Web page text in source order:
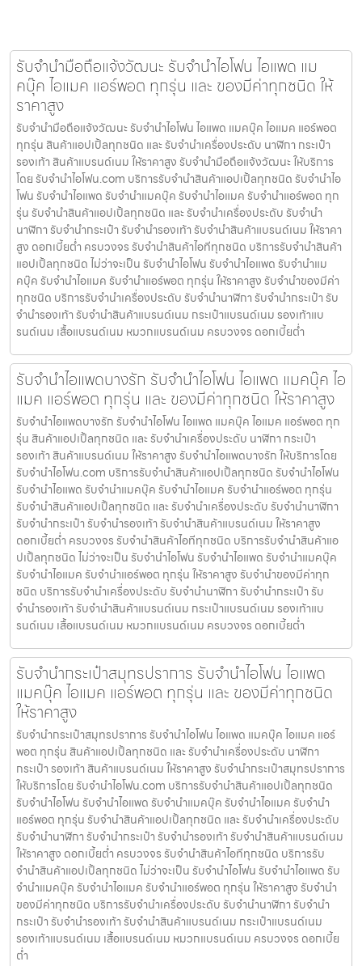
รับจำนำมือถือแจ้งวัฒนะ รับจำนำไอโฟน ไอแพด แม
คบุ๊ค ไอแมค แอร์พอต ทุกรุ่น และ ของมีค่าทุกชนิด ให้
ราคาสูง
รับจำนำมือถือแจ้งวัฒนะ รับจำนำไอโฟน ไอแพด แมคบุ๊ค ไอแมค แอร์พอต
ทุกรุ่น สินค้าแอปเปิ้ลทุกชนิด และ รับจำนำเครื่องประดับ นาฬิกา กระเป๋า
รองเท้า สินค้าแบรนด์เนม ให้ราคาสูง รับจำนำมือถือแจ้งวัฒนะ ให้บริการ
โดย รับจํานําไอโฟน.com บริการรับจำนำสินค้าแอปเปิ้ลทุกชนิด รับจำนำไอ
โฟน รับจำนำไอแพด รับจำนำแมคบุ๊ค รับจำนำไอแมค รับจำนำแอร์พอต ทุก
รุ่น รับจำนำสินค้าแอปเปิ้ลทุกชนิด และ รับจำนำเครื่องประดับ รับจำนำ
นาฬิกา รับจำนำกระเป๋า รับจำนำรองเท้า รับจำนำสินค้าแบรนด์เนม ให้ราคา
สูง ดอกเบี้ยต่ำ ครบวงจร รับจำนำสินค้าไอทีทุกชนิด บริการรับจำนำสินค้า
แอปเปิ้ลทุกชนิด ไม่ว่าจะเป็น รับจำนำไอโฟน รับจำนำไอแพด รับจำนำแม
คบุ๊ค รับจำนำไอแมค รับจำนำแอร์พอต ทุกรุ่น ให้ราคาสูง รับจำนำของมีค่า
ทุกชนิด บริการรับจำนำเครื่องประดับ รับจำนำนาฬิกา รับจำนำกระเป๋า รับ
จำนำรองเท้า รับจำนำสินค้าแบรนด์เนม กระเป๋าแบรนด์เนม รองเท้าแบ
รนด์เนม เสื้อแบรนด์เนม หมวกแบรนด์เนม ครบวงจร ดอกเบี้ยต่ำ
รับจำนำไอแพดบางรัก รับจำนำไอโฟน ไอแพด แมคบุ๊ค ไอ
แมค แอร์พอต ทุกรุ่น และ ของมีค่าทุกชนิด ให้ราคาสูง
รับจำนำไอแพดบางรัก รับจำนำไอโฟน ไอแพด แมคบุ๊ค ไอแมค แอร์พอต ทุก
รุ่น สินค้าแอปเปิ้ลทุกชนิด และ รับจำนำเครื่องประดับ นาฬิกา กระเป๋า
รองเท้า สินค้าแบรนด์เนม ให้ราคาสูง รับจำนำไอแพดบางรัก ให้บริการโดย
รับจํานําไอโฟน.com บริการรับจำนำสินค้าแอปเปิ้ลทุกชนิด รับจำนำไอโฟน
รับจำนำไอแพด รับจำนำแมคบุ๊ค รับจำนำไอแมค รับจำนำแอร์พอต ทุกรุ่น
รับจำนำสินค้าแอปเปิ้ลทุกชนิด และ รับจำนำเครื่องประดับ รับจำนำนาฬิกา
รับจำนำกระเป๋า รับจำนำรองเท้า รับจำนำสินค้าแบรนด์เนม ให้ราคาสูง
ดอกเบี้ยต่ำ ครบวงจร รับจำนำสินค้าไอทีทุกชนิด บริการรับจำนำสินค้าแอ
ปเปิ้ลทุกชนิด ไม่ว่าจะเป็น รับจำนำไอโฟน รับจำนำไอแพด รับจำนำแมคบุ๊ค
รับจำนำไอแมค รับจำนำแอร์พอต ทุกรุ่น ให้ราคาสูง รับจำนำของมีค่าทุก
ชนิด บริการรับจำนำเครื่องประดับ รับจำนำนาฬิกา รับจำนำกระเป๋า รับ
จำนำรองเท้า รับจำนำสินค้าแบรนด์เนม กระเป๋าแบรนด์เนม รองเท้าแบ
รนด์เนม เสื้อแบรนด์เนม หมวกแบรนด์เนม ครบวงจร ดอกเบี้ยต่ำ
รับจำนำกระเป๋าสมุทรปราการ รับจำนำไอโฟน ไอแพด
แมคบุ๊ค ไอแมค แอร์พอต ทุกรุ่น และ ของมีค่าทุกชนิด
ให้ราคาสูง
รับจำนำกระเป๋าสมุทรปราการ รับจำนำไอโฟน ไอแพด แมคบุ๊ค ไอแมค แอร์
พอต ทุกรุ่น สินค้าแอปเปิ้ลทุกชนิด และ รับจำนำเครื่องประดับ นาฬิกา
กระเป๋า รองเท้า สินค้าแบรนด์เนม ให้ราคาสูง รับจำนำกระเป๋าสมุทรปราการ
ให้บริการโดย รับจํานําไอโฟน.com บริการรับจำนำสินค้าแอปเปิ้ลทุกชนิด
รับจำนำไอโฟน รับจำนำไอแพด รับจำนำแมคบุ๊ค รับจำนำไอแมค รับจำนำ
แอร์พอต ทุกรุ่น รับจำนำสินค้าแอปเปิ้ลทุกชนิด และ รับจำนำเครื่องประดับ
รับจำนำนาฬิกา รับจำนำกระเป๋า รับจำนำรองเท้า รับจำนำสินค้าแบรนด์เนม
ให้ราคาสูง ดอกเบี้ยต่ำ ครบวงจร รับจำนำสินค้าไอทีทุกชนิด บริการรับ
จำนำสินค้าแอปเปิ้ลทุกชนิด ไม่ว่าจะเป็น รับจำนำไอโฟน รับจำนำไอแพด รับ
จำนำแมคบุ๊ค รับจำนำไอแมค รับจำนำแอร์พอต ทุกรุ่น ให้ราคาสูง รับจำนำ
ของมีค่าทุกชนิด บริการรับจำนำเครื่องประดับ รับจำนำนาฬิกา รับจำนำ
กระเป๋า รับจำนำรองเท้า รับจำนำสินค้าแบรนด์เนม กระเป๋าแบรนด์เนม
รองเท้าแบรนด์เนม เสื้อแบรนด์เนม หมวกแบรนด์เนม ครบวงจร ดอกเบี้ย
ต่ำ